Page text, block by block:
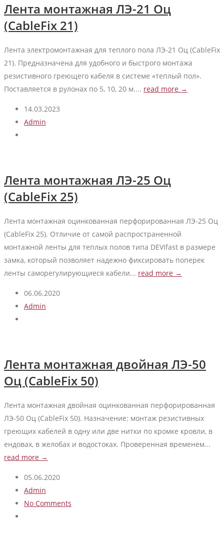
Лента монтажная ЛЭ-21 Оц
(CableFix 21)
Лента электромонтажная для теплого пола ЛЭ-21 Оц (CableFix
21). Предназначена для удобного и быстрого монтажа
резистивного греющего кабеля в системе «теплый пол».
Поставляется в рулонах по 5, 10, 20 м.... read more →
14.03.2023
Admin
Лента монтажная ЛЭ-25 Оц
(CableFix 25)
Лента монтажная оцинкованная перфорированная ЛЭ-25 Оц
(CableFix 25). Отличие от самой распространенной
монтажной ленты для теплых полов типа DEVIfast в размере
замка, который позволяет надежно фиксировать поперек
ленты саморегулирующиеся кабели... read more →
06.06.2020
Admin
Лента монтажная двойная ЛЭ-50
Оц (CableFix 50)
Лента монтажная двойная оцинкованная перфорированная
ЛЭ-50 Оц (CableFix 50). Назначение: монтаж резистивных
греющих кабелей в одну или две нитки по кромке кровли, в
ендовах, в желобах и водостоках. Проверенная временем...
read more →
05.06.2020
Admin
No Comments